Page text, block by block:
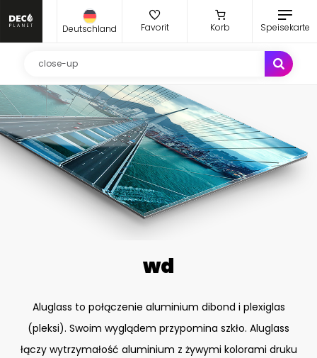
Deutschland Favorit Korb Speisekarte
wd
Aluglass to połączenie aluminium dibond i plexiglas
(pleksi). Swoim wyglądem przypomina szkło. Aluglass
łączy wytrzymałość aluminium z żywymi kolorami druku